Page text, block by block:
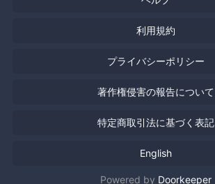
利用規約
プライバシーポリシー
著作権侵害の報告について
特定商取引法に基づく表記
English
Powered by Doorkeeper